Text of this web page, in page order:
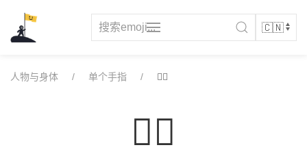
content
人物与身体 单个手指 👈🏿
👈🏿